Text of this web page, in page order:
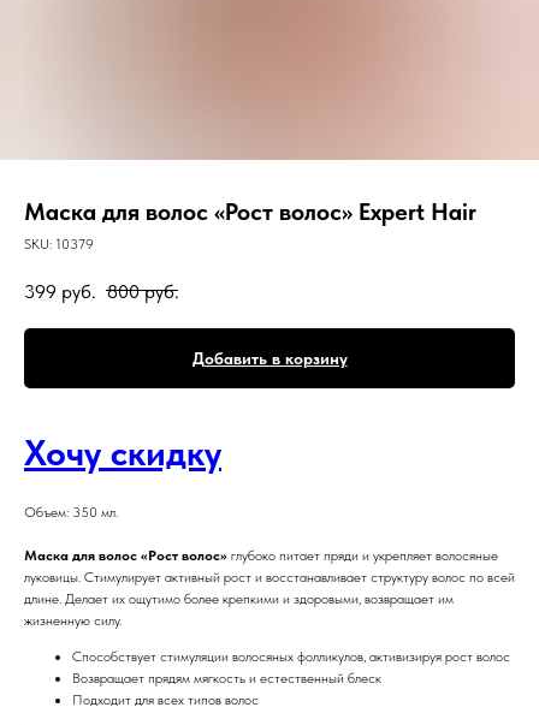
Маска для волос «Рост волос» Expert Hair
SKU: 10379
399 руб. 800 руб.
Добавить в корзину
Хочу скидку
Объем: 350 мл.
Маска для волос «Рост волос» глубоко питает пряди и укрепляет волосяные
луковицы. Стимулирует активный рост и восстанавливает структуру волос по всей
длине. Делает их ощутимо более крепкими и здоровыми, возвращает им
жизненную силу.
Способствует стимуляции волосяных фолликулов, активизируя рост волос
Возвращает прядям мягкость и естественный блеск
Подходит для всех типов волос